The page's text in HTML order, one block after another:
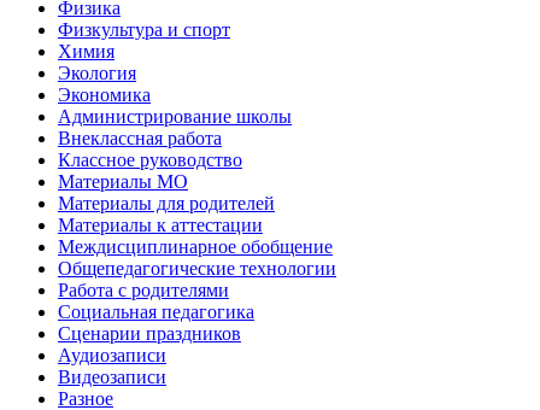
Физика
Физкультура и спорт
Химия
Экология
Экономика
Администрирование школы
Внеклассная работа
Классное руководство
Материалы МО
Материалы для родителей
Материалы к аттестации
Междисциплинарное обобщение
Общепедагогические технологии
Работа с родителями
Социальная педагогика
Сценарии праздников
Аудиозаписи
Видеозаписи
Разное